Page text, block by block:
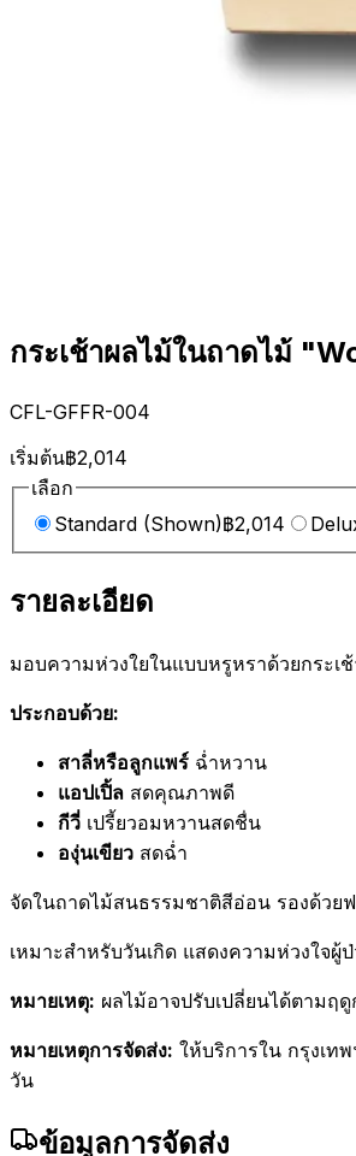
กระเช้าผลไม้ในถาดไม้
CFL-GFFR-004
เริ่มต้น฿2,014
เลือก
Standard (Shown)฿2,014
รายละเอียด
มอบความห่วงใยในแบบหรูหราด้วยกระ
ประกอบด้วย:
สาลี่หรือลูกแพร์ ฉ่ำหวาน
แอปเปิ้ล สดคุณภาพดี
กีวี่ เปรี้ยวอมหวานสดชื่น
องุ่นเขียว สดฉ่ำ
จัดในถาดไม้สนธรรมชาติสีอ่อน รองด้วย
เหมาะสำหรับวันเกิด แสดงความห่วงใจ
หมายเหตุ: ผลไม้อาจปรับเปลี่ยนได้ตาม
หมายเหตุการจัดส่ง: ให้บริการใน กรุงเท
วัน
ข้อมูลการจัดส่ง